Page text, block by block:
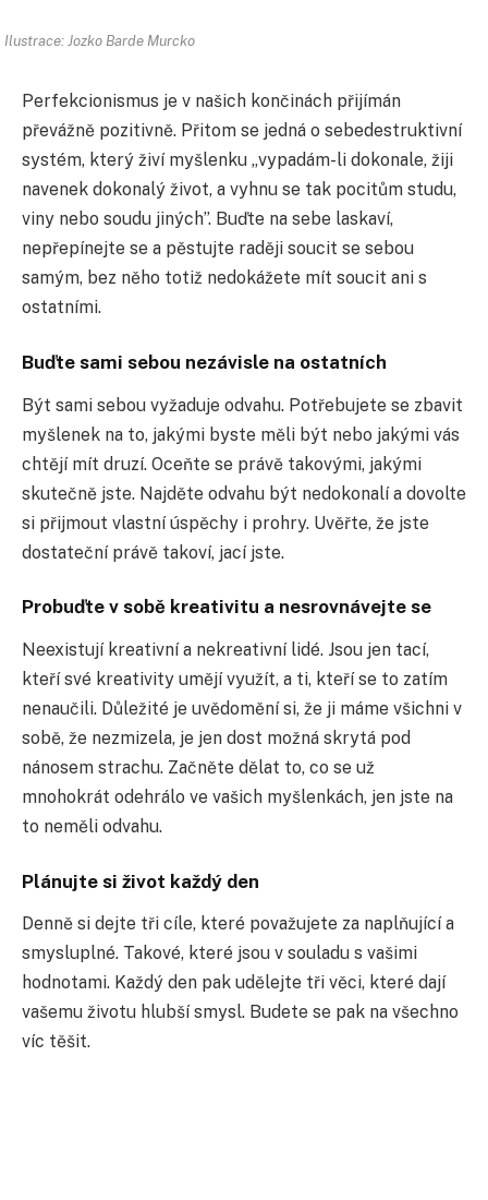
Ilustrace: Jozko Barde Murcko
Perfekcionismus je v našich končinách přijímán
převážně pozitivně. Přitom se jedná o sebedestruktivní
systém, který živí myšlenku „vypadám-li dokonale, žiji
navenek dokonalý život, a vyhnu se tak pocitům studu,
viny nebo soudu jiných”. Buďte na sebe laskaví,
nepřepínejte se a pěstujte raději soucit se sebou
samým, bez něho totiž nedokážete mít soucit ani s
ostatními.
Buďte sami sebou nezávisle na ostatních
Být sami sebou vyžaduje odvahu. Potřebujete se zbavit
myšlenek na to, jakými byste měli být nebo jakými vás
chtějí mít druzí. Oceňte se právě takovými, jakými
skutečně jste. Najděte odvahu být nedokonalí a dovolte
si přijmout vlastní úspěchy i prohry. Uvěřte, že jste
dostateční právě takoví, jací jste.
Probuďte v sobě kreativitu a nesrovnávejte se
Neexistují kreativní a nekreativní lidé. Jsou jen tací,
kteří své kreativity umějí využít, a ti, kteří se to zatím
nenaučili. Důležité je uvědomění si, že ji máme všichni v
sobě, že nezmizela, je jen dost možná skrytá pod
nánosem strachu. Začněte dělat to, co se už
mnohokrát odehrálo ve vašich myšlenkách, jen jste na
to neměli odvahu.
Plánujte si život každý den
Denně si dejte tři cíle, které považujete za naplňující a
smysluplné. Takové, které jsou v souladu s vašimi
hodnotami. Každý den pak udělejte tři věci, které dají
vašemu životu hlubší smysl. Budete se pak na všechno
víc těšit.